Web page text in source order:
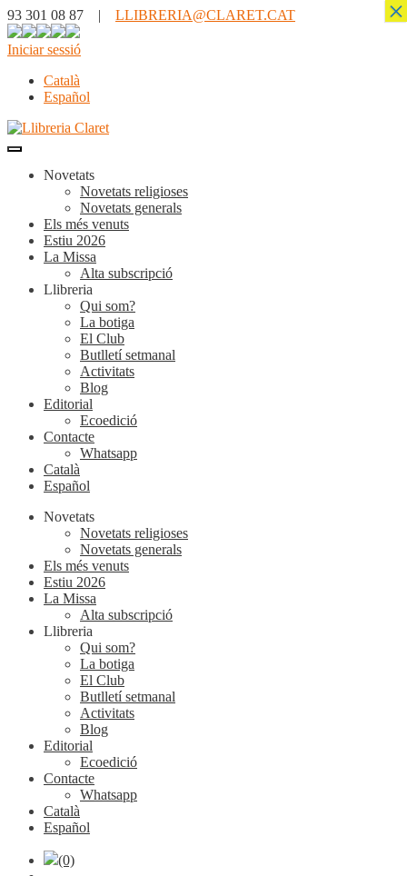
93 301 08 87 | LLIBRERIA@CLARET.CAT
Iniciar sessió
Català
Español
Novetats
Novetats religioses
Novetats generals
Els més venuts
Estiu 2026
La Missa
Alta subscripció
Llibreria
Qui som?
La botiga
El Club
Butlletí setmanal
Activitats
Blog
Editorial
Ecoedició
Contacte
Whatsapp
Català
Español
Novetats
Novetats religioses
Novetats generals
Els més venuts
Estiu 2026
La Missa
Alta subscripció
Llibreria
Qui som?
La botiga
El Club
Butlletí setmanal
Activitats
Blog
Editorial
Ecoedició
Contacte
Whatsapp
Català
Español
(0)
×